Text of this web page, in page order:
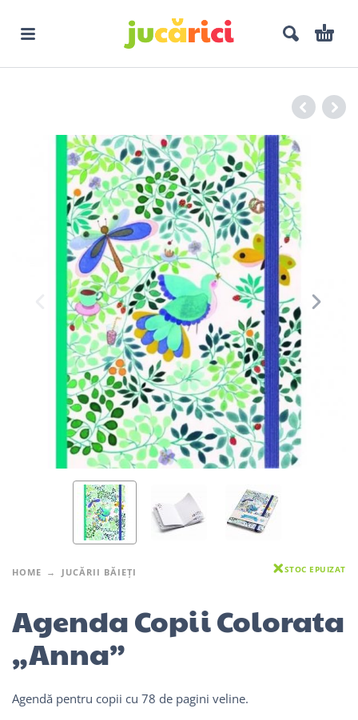
HOME JUCĂRII BĂIEȚI STOC EPUIZAT
Agenda Copii Colorata
„Anna”
Agendă pentru copii cu 78 de pagini veline.